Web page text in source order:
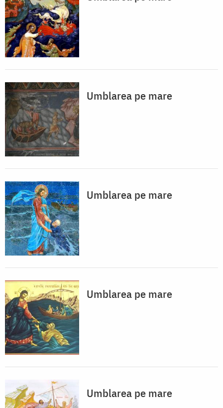
Umblarea pe mare
Umblarea pe mare
Umblarea pe mare
Umblarea pe mare